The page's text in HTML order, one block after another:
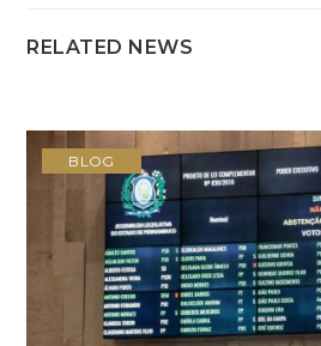
RELATED NEWS
BLOG